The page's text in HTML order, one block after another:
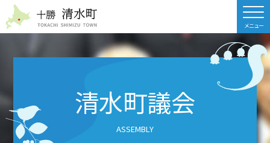
清水町議会
ASSEMBLY